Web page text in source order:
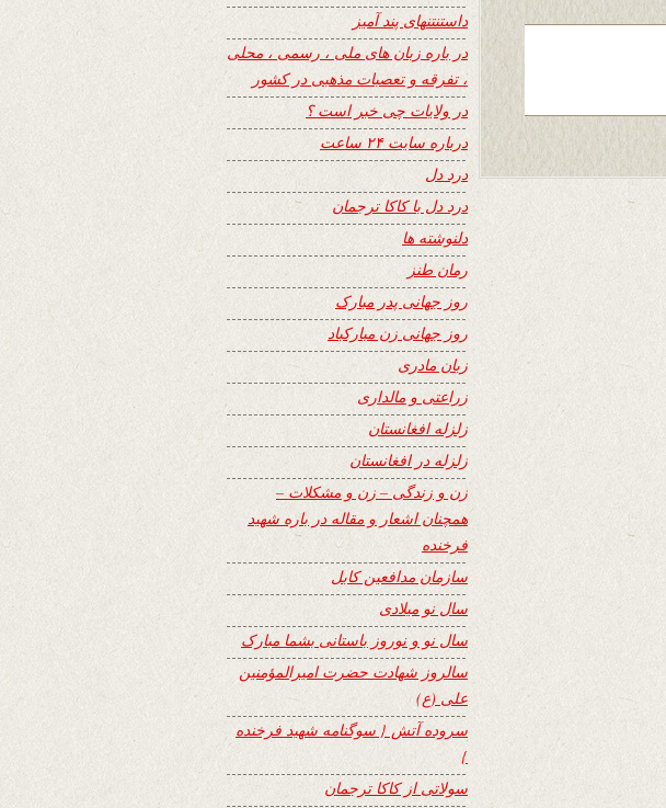
داستنتنهای پند آمیز
در باره زبان های ملی ، رسمی ، محلی
، تفرقه و تعصبات مذهبی در کشور
در ولایات چی خبر است ؟
درباره سایت ۲۴ ساعت
درد دل
درد دل با کاکا ترجمان
دلنوشته ها
رمان طنز
روز جهانی پدر مبارک
روز جهانی زن مبارکباد
زبان مادری
زراعتی و مالداری
زلزله افغانستان
زلزله در افغانستان
زن و زندگی – زن و مشکلات –
همچنان اشعار و مقاله در باره شهید
فرخنده
سازمان مدافعین کابل
سال نو میلادی
سال نو و نوروز باستانی بشما مبارک
سالروز شهادت حضرت امیرالمؤمنین
علی (ع)
سروده آتش { سوگنامه شهید فرخنده
}
سولاتی از کاکا ترجمان